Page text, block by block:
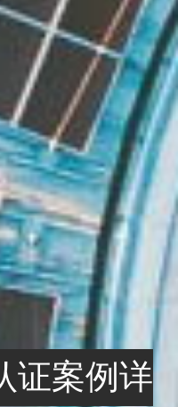
证案例详